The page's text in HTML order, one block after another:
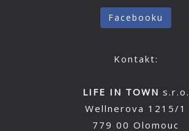
Facebooku
Kontakt:
LIFE IN TOWN s.r.o.
Wellnerova 1215/1
779 00 Olomouc